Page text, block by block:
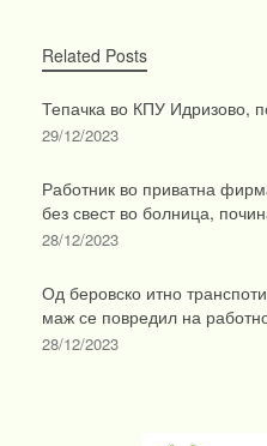
Related Posts
Тепачка во КПУ Идризово,
29/12/2023
Работник во приватна
без свест во болница,
28/12/2023
Од беровско итно
маж се повредил на
28/12/2023